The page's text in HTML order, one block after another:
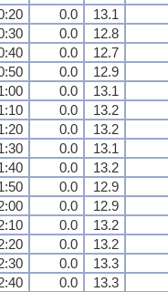
0.0 13.1
0.0 12.8
0.0 12.7
0.0 12.9
0.0 13.1
0.0 13.2
0.0 13.2
0.0 13.1
0.0 13.2
0.0 12.9
0.0 12.9
0.0 13.2
0.0 13.2
0.0 13.3
0.0 13.3
0.0 13.1
0.0 12.8
0.0 12.7
0.0 12.9
0.0 13.1
0.0 13.2
0.0 13.2
0.0 13.1
0.0 13.2
0.0 12.9
0.0 12.9
0.0 13.2
0.0 13.2
0.0 13.3
0.0 13.3
0.0 13.1
0.0 12.8
0.0 12.7
0.0 12.9
0.0 13.1
0.0 13.2
0.0 13.2
0.0 13.1
0.0 13.2
0.0 12.9
0.0 12.9
0.0 13.2
0.0 13.2
0.0 13.3
0.0 13.3
0.0 13.1
0.0 12.8
0.0 12.7
0.0 12.9
0.0 13.1
0.0 13.2
0.0 13.2
0.0 13.1
0.0 13.2
0.0 12.9
0.0 12.9
0.0 13.2
0.0 13.2
0.0 13.3
0.0 13.3